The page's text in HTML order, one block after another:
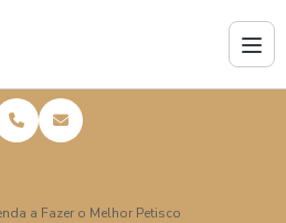
a Fazer o Melhor Petisco